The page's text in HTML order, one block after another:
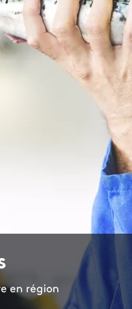
en région